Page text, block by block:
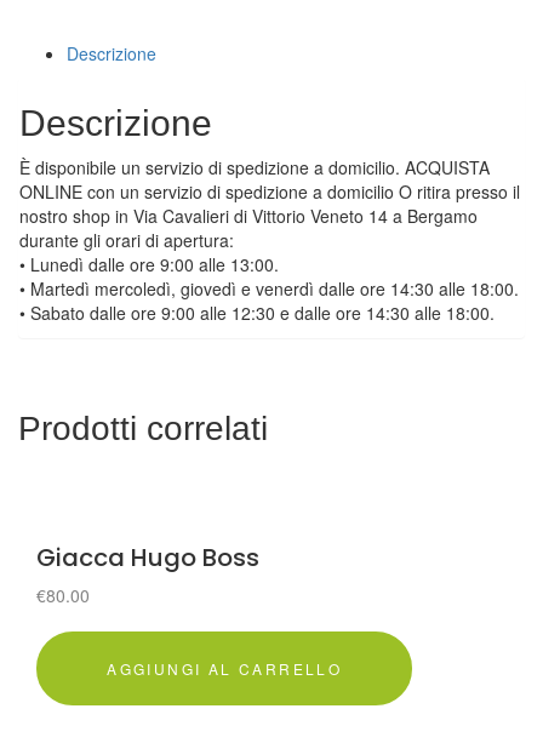
Descrizione
Descrizione
È disponibile un servizio di spedizione a domicilio. ACQUISTA
ONLINE con un servizio di spedizione a domicilio O ritira presso il
nostro shop in Via Cavalieri di Vittorio Veneto 14 a Bergamo
durante gli orari di apertura:
• Lunedì dalle ore 9:00 alle 13:00.
• Martedì mercoledì, giovedì e venerdì dalle ore 14:30 alle 18:00.
• Sabato dalle ore 9:00 alle 12:30 e dalle ore 14:30 alle 18:00.
Prodotti correlati
Giacca Hugo Boss
€80.00
AGGIUNGI AL CARRELLO